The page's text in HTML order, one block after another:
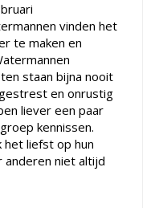
vinden het
te maken en
staan bijna nooit
en onrustig
liever een paar
kennissen.
het liefst op hun
anderen niet altijd